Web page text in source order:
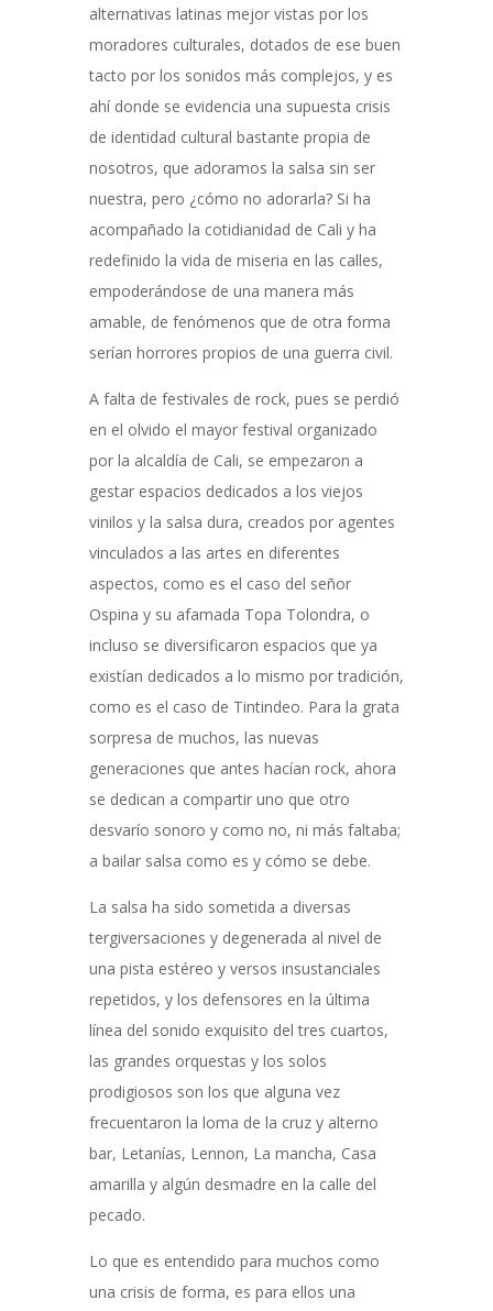
alternativas latinas mejor vistas por los
moradores culturales, dotados de ese buen
tacto por los sonidos más complejos, y es
ahí donde se evidencia una supuesta crisis
de identidad cultural bastante propia de
nosotros, que adoramos la salsa sin ser
nuestra, pero ¿cómo no adorarla? Si ha
acompañado la cotidianidad de Cali y ha
redefinido la vida de miseria en las calles,
empoderándose de una manera más
amable, de fenómenos que de otra forma
serían horrores propios de una guerra civil.
A falta de festivales de rock, pues se perdió
en el olvido el mayor festival organizado
por la alcaldía de Cali, se empezaron a
gestar espacios dedicados a los viejos
vinilos y la salsa dura, creados por agentes
vinculados a las artes en diferentes
aspectos, como es el caso del señor
Ospina y su afamada Topa Tolondra, o
incluso se diversificaron espacios que ya
existían dedicados a lo mismo por tradición,
como es el caso de Tintindeo. Para la grata
sorpresa de muchos, las nuevas
generaciones que antes hacían rock, ahora
se dedican a compartir uno que otro
desvarío sonoro y como no, ni más faltaba;
a bailar salsa como es y cómo se debe.
La salsa ha sido sometida a diversas
tergiversaciones y degenerada al nivel de
una pista estéreo y versos insustanciales
repetidos, y los defensores en la última
línea del sonido exquisito del tres cuartos,
las grandes orquestas y los solos
prodigiosos son los que alguna vez
frecuentaron la loma de la cruz y alterno
bar, Letanías, Lennon, La mancha, Casa
amarilla y algún desmadre en la calle del
pecado.
Lo que es entendido para muchos como
una crisis de forma, es para ellos una